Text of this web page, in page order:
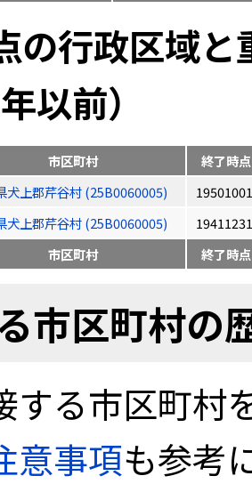
の行政区域
以前）
市区町村
終了時点
犬上郡芹谷村 (25B0060005)
19501001
犬上郡芹谷村 (25B0060005)
19411231
市区町村 終了時点
市区町村の
する市区町村
意事項も参考